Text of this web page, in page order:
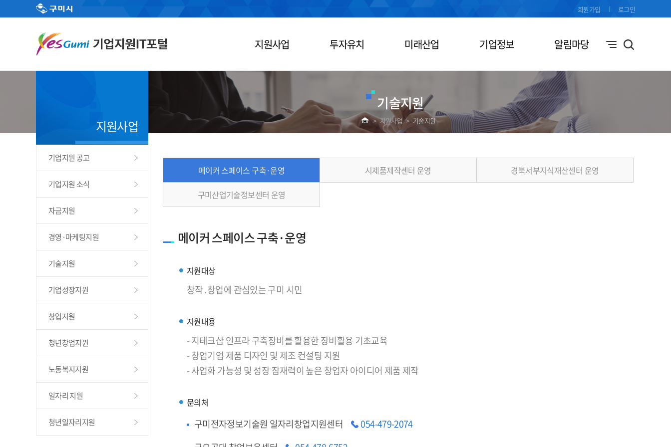
지원사업 투자유치 미래산업 기업정보 알림마당
회원가입 로그인
기술지원
> 지원사업 > 기술지원
지원사업
기업지원 공고
기업지원 소식
자금지원
경영·마케팅지원
기술지원
기업성장지원
창업지원
청년창업지원
노동복지지원
일자리 지원
청년일자리지원
메이커 스페이스 구축·운영 시제품제작센터 운영 경북서부지식재산센터 운영
구미산업기술정보센터 운영
메이커 스페이스 구축·운영
지원대상
창작․창업에 관심있는 구미 시민
지원내용
- 지테크샵 인프라 구축장비를 활용한 장비활용 기초교육
- 창업기업 제품 디자인 및 제조 컨설팅 지원
- 사업화 가능성 및 성장 잠재력이 높은 창업자 아이디어 제품 제작
문의처
구미전자정보기술원 일자리창업지원센터
054-479-2074